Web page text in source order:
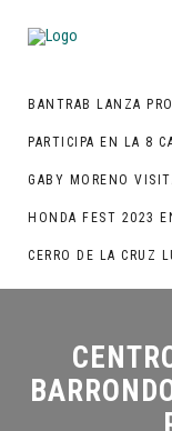
BANTRAB LANZA
PARTICIPA EN LA 8
HONDA FEST 2023